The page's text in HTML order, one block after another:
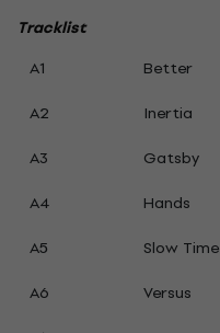
Tracklist
A1
Better
A2
Inertia
A3
Gatsby
A4
Hands
A5
Slow Time
A6
Versus